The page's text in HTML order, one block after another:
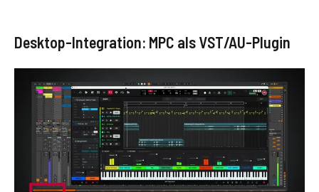
Desktop-Integration: MPC als VST/AU-Plugin